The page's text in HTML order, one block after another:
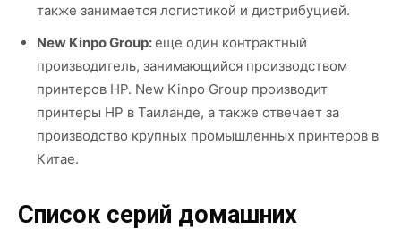
также занимается логистикой и дистрибуцией.
New Kinpo Group:еще один контрактный
производитель, занимающийся производством
принтеров HP. New Kinpo Group производит
принтеры HP в Таиланде, а также отвечает за
производство крупных промышленных принтеров в
Китае.
Список серий домашних